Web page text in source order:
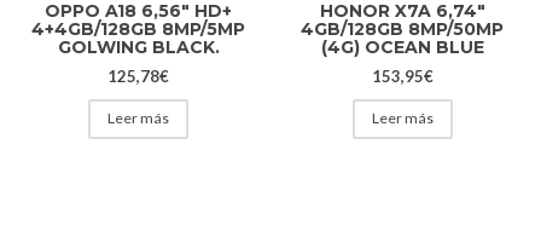
OPPO A18 6,56″ HD+
4+4GB/128GB 8MP/5MP
GOLWING BLACK.
125,78€
Leer más
HONOR X7A 6,74″
4GB/128GB 8MP/50MP
(4G) OCEAN BLUE
153,95€
Leer más